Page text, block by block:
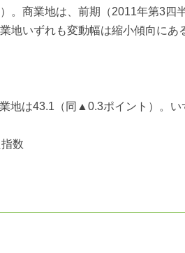
。商業地は、前期（2011年第3四
地いずれも変動幅は縮小傾向にあ
地は43.1（同▲0.3ポイント）。い
数